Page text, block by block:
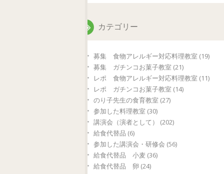
カテゴリー
募集 食物アレルギー対応料理教室 (19)
募集 ガチンコお菓子教室 (21)
レポ 食物アレルギー対応料理教室 (11)
レポ ガチンコお菓子教室 (14)
のり子先生の食育教室 (27)
参加した料理教室 (30)
講演会（演者として） (202)
給食代替品 (6)
参加した講演会・研修会 (56)
給食代替品 小麦 (36)
給食代替品 卵 (24)